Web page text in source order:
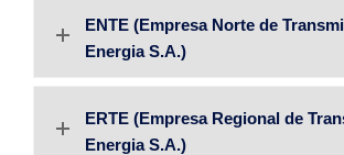
ENTE (Empresa Norte de
Energia S.A.)
ERTE (Empresa Regional de
Energia S.A.)